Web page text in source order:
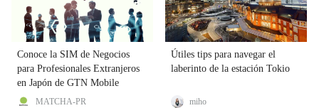
Conoce la SIM de Negocios
para Profesionales Extranjeros
en Japón de GTN Mobile
MATCHA-PR
Útiles tips para navegar el
laberinto de la estación Tokio
miho